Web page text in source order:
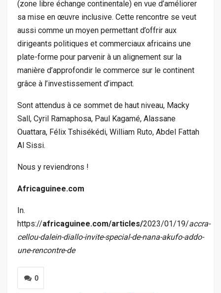
(zone libre échange continentale) en vue d’améliorer
sa mise en œuvre inclusive. Cette rencontre se veut
aussi comme un moyen permettant d’offrir aux
dirigeants politiques et commerciaux africains une
plate-forme pour parvenir à un alignement sur la
manière d’approfondir le commerce sur le continent
grâce à l’investissement d’impact.
Sont attendus à ce sommet de haut niveau, Macky
Sall, Cyril Ramaphosa, Paul Kagamé, Alassane
Ouattara, Félix Tshisékédi, William Ruto, Abdel Fattah
Al Sissi.
Nous y reviendrons !
Africaguinee.com
In.
https://africaguinee.com/articles/2023/01/19/accra-
cellou-dalein-diallo-invite-special-de-nana-akufo-addo-
une-rencontre-de
0